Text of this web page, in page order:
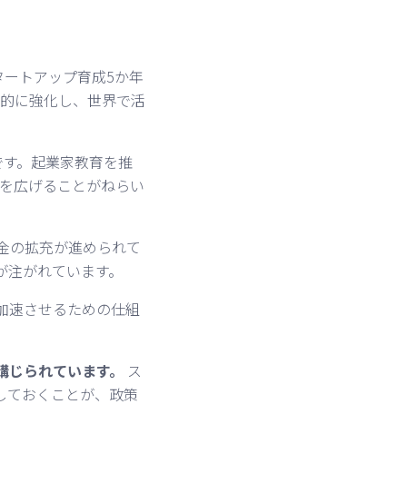
トアップ育成5か年
に強化し、世界で活
す。起業家教育を推
広げることがねらい
の拡充が進められて
がれています。
速させるための仕組
られています。
ス
ておくことが、政策